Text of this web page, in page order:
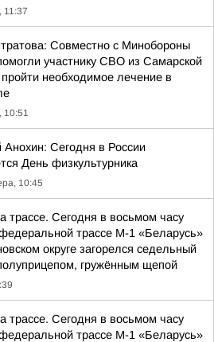
11:37
Совместно с Минобороны
участнику СВО из Самарской
пройти необходимое лечение в
10:51
Анохин: Сегодня в России
День физкультурника
10:45
трассе. Сегодня в восьмом часу
трассе М-1 «Беларусь»
округе загорелся седельный
гружённым щепой
трассе. Сегодня в восьмом часу
трассе М-1 «Беларусь»